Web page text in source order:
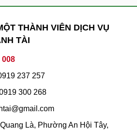
THÀNH VIÊN DỊCH VỤ
TÀI
008
237 257
300 268
Là, Phường An Hội Tây,